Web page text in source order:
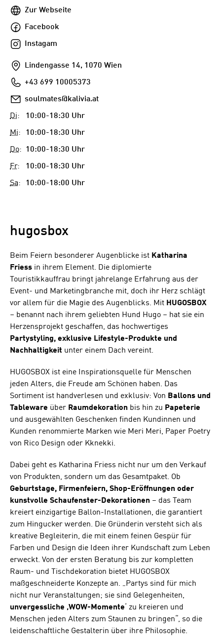
WebseiteZur Webseite
FacebookFacebook
InstagamInstagam
AddresseLindengasse 14, 1070 Wien
Telefon+43 699 10005373
E-
soulmates@kalivia.at
Di: 10:00-18:30 Uhr
Mi: 10:00-18:30 Uhr
Do: 10:00-18:30 Uhr
Fr: 10:00-18:30 Uhr
Sa: 10:00-18:00 Uhr
hugosbox
Beim Feiern besonderer Augenblicke ist Katharina
Friess in ihrem Element. Die diplomierte
Touristikkauffrau bringt jahrelange Erfahrung aus der
Event- und Marketingbranche mit, doch ihr Herz schlägt
vor allem für die Magie des Augenblicks. Mit HUGOSBOX
– benannt nach ihrem geliebten Hund Hugo – hat sie ein
Herzensprojekt geschaffen, das hochwertiges
Partystyling, exklusive Lifestyle-Produkte und
Nachhaltigkeit unter einem Dach vereint.
HUGOSBOX ist eine Inspirationsquelle für Menschen
jeden Alters, die Freude am Schönen haben. Das
Sortiment ist handverlesen und exklusiv: Von Ballons und
Tableware über Raumdekoration bis hin zu Papeterie
und ausgewählten Geschenken finden Kundinnen und
Kunden renommierte Marken wie Meri Meri, Paper Poetry
von Rico Design oder Kknekki.
Dabei geht es Katharina Friess nicht nur um den Verkauf
von Produkten, sondern um das Gesamtpaket. Ob
Geburtstage, Firmenfeiern, Shop-Eröffnungen oder
kunstvolle Schaufenster-Dekorationen – das Team
kreiert einzigartige Ballon-Installationen, die garantiert
zum Hingucker werden. Die Gründerin versteht sich als
kreative Begleiterin, die mit einem feinen Gespür für
Farben und Design die Ideen ihrer Kundschaft zum Leben
erweckt. Von der ersten Beratung bis zur kompletten
Raum- und Tischdekoration bietet HUGOSBOX
maßgeschneiderte Konzepte an. „Partys sind für mich
nicht nur Veranstaltungen; sie sind Gelegenheiten,
unvergessliche ‚WOW-Momente ‘ zu kreieren und
Menschen jeden Alters zum Staunen zu bringen“, so die
leidenschaftliche Gestalterin über ihre Philosophie.